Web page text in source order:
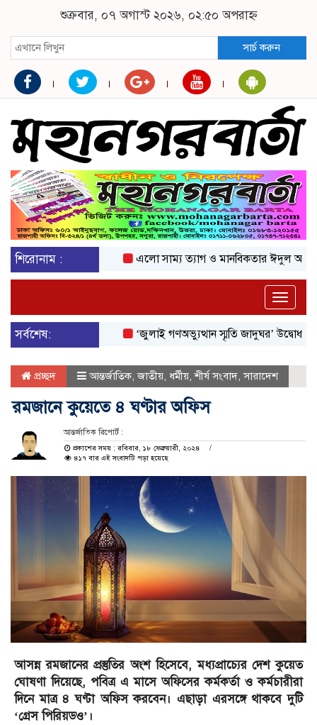
শুক্রবার, ০৭ অগাস্ট ২০২৬, ০২:৫০ অপরাহ্ন
সার্চ করুন
শিরোনাম : এলো সাম্য ত্যাগ ও মানবিকতার ঈদুল আজহা
Toggle
সর্বশেষ:
‘জুলাই গণঅভ্যুত্থান স্মৃতি জাদুঘর’ উদ্বোধন করলেন
প্রচ্ছদ আন্তর্জাতিক,জাতীয়, ধর্মীয়,শীর্ষ সংবাদ,সারাদেশ
রমজানে কুয়েতে ৪ ঘণ্টার অফিস
আন্তর্জাতিক রিপোর্ট :
প্রকাশের সময় : রবিবার, ১৮ ফেব্রুয়ারী, ২০২৪
৪১৭ বার এই সংবাদটি পড়া হয়েছে
আসন্ন রমজানের প্রস্তুতির অংশ হিসেবে, মধ্যপ্রাচ্যের দেশ কুয়েত
ঘোষণা দিয়েছে, পবিত্র এ মাসে অফিসের কর্মকর্তা ও কর্মচারীরা
দিনে মাত্র ৪ ঘণ্টা অফিস করবেন। এছাড়া এরসঙ্গে থাকবে দুটি
‘গ্রেস পিরিয়ডও’।